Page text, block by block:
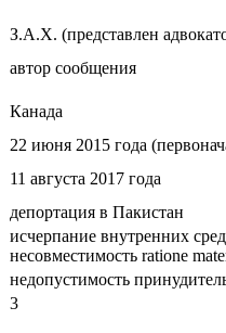
З.А.Х. (представлен
автор сообщения
Канада
22 июня 2015 года
11 августа 2017 года
депортация в Пакистан
исчерпание внутренних
несовместимость ratione
недопустимость
3